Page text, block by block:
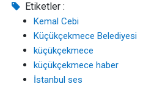
Etiketler :
Kemal Cebi
Küçükçekmece Belediyesi
küçükçekmece
küçükçekmece haber
İstanbul ses